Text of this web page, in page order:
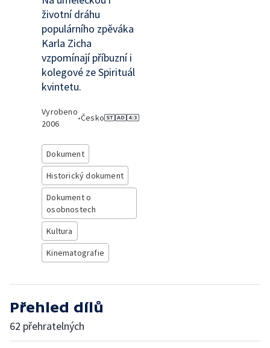
životní dráhu
populárního zpěváka
Karla Zicha
vzpomínají příbuzní i
kolegové ze Spirituál
kvintetu.
Vyrobeno
2006
•Česko
Dokument
Historický dokument
Dokument o
osobnostech
Kultura
Kinematografie
Přehled dílů
62 přehratelných